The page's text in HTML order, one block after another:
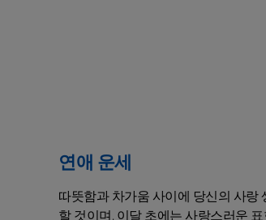
연애 운세
따뜻함과 차가움 사이에 당신의 사
할 것이며, 이달 초에는 사랑스러운